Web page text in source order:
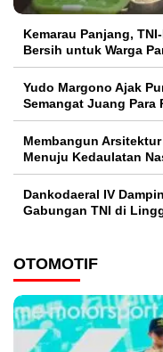
Kemarau Panjang,
Bersih untuk Warga
Yudo Margono Ajak
Semangat Juang Para
Membangun
Menuju Kedaulatan
Dankodaeral IV
Gabungan TNI di
OTOMOTIF